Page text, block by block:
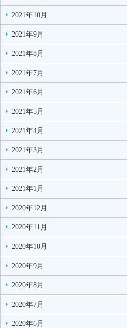
2021年10月
2021年9月
2021年8月
2021年7月
2021年6月
2021年5月
2021年4月
2021年3月
2021年2月
2021年1月
2020年12月
2020年11月
2020年10月
2020年9月
2020年8月
2020年7月
2020年6月